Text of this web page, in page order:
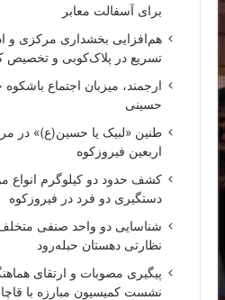
برای آسفالت معابر
هم‌افزایی بخشداری مرکزی و
تسریع در پلاک‌کوبی و تخصیص
ارجمند، میزبان اجتماع باشکوه
حسینی
طنین «لبیک یا حسین(ع)» در
اربعین فیروزکوه
کشف حدود دو کیلوگرم انواع
دستگیری دو فرد در فیروزکوه
شناسایی دو واحد صنفی
نظارتی دهستان حبله‌رود
پیگیری مصوبات و ارتقای
نشست کمیسیون مبارزه با